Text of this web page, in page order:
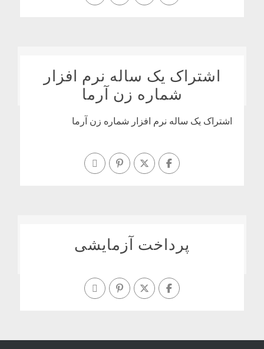
اشتراک یک ساله نرم افزار
شماره زن آرما
اشتراک یک ساله نرم افزار شماره زن آرما
پرداخت آزمایشی